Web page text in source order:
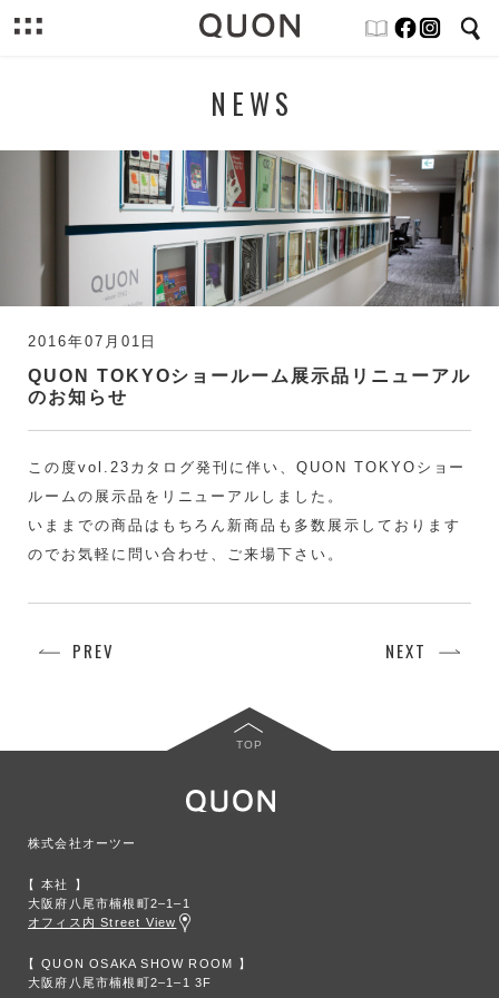
NEWS
2016年07月01日
QUON TOKYOショールーム展示品リニューアル
のお知らせ
この度vol.23カタログ発刊に伴い、QUON TOKYOショー
ルームの展示品をリニューアルしました。
いままでの商品はもちろん新商品も多数展示しております
のでお気軽に問い合わせ、ご来場下さい。
PREV NEXT
TOP
株式会社オーツー
本社
大阪府八尾市楠根町2‒1‒1
オフィス内 Street View
QUON OSAKA SHOW ROOM
大阪府八尾市楠根町2‒1‒1 3F